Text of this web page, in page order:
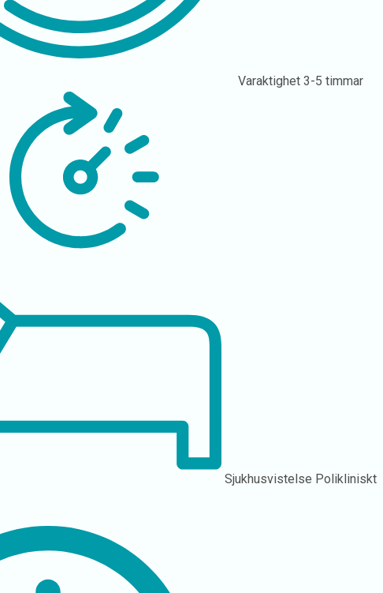
Varaktighet 3-5 timmar
Sjukhusvistelse Polikliniskt